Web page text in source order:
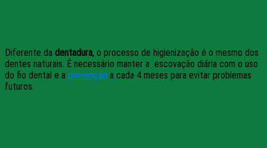
Diferente da dentadura, o processo de higienização é o mesmo dos
dentes naturais. É necessário manter a escovação diária com o uso
do fio dental e a prevenção a cada 4 meses para evitar problemas
futuros.